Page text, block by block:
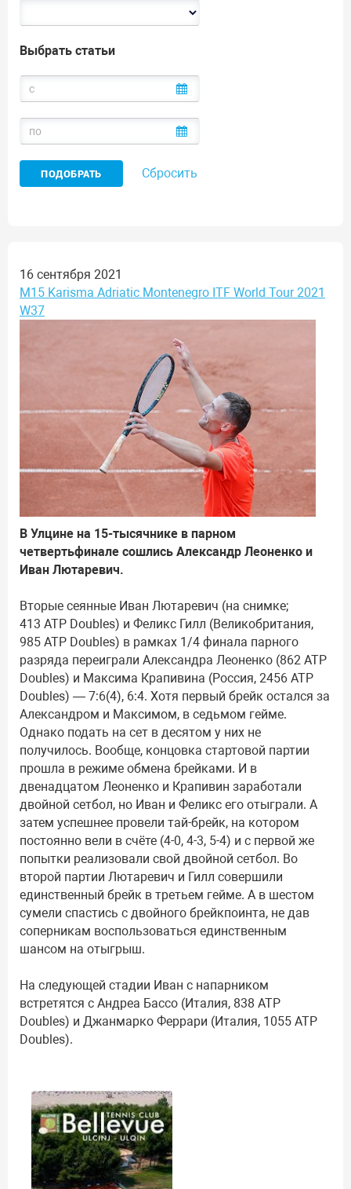
Выбрать статьи
Сбросить
16 сентября 2021
M15 Karisma Adriatic Montenegro ITF World Tour 2021
W37
В Улцине на 15-тысячнике в парном
четвертьфинале сошлись Александр Леоненко и
Иван Лютаревич.
Вторые сеянные Иван Лютаревич (на снимке;
413 ATP Doubles) и Феликс Гилл (Великобритания,
985 ATP Doubles) в рамках 1/4 финала парного
разряда переиграли Александра Леоненко (862 ATP
Doubles) и Максима Крапивина (Россия, 2456 ATP
Doubles) — 7:6(4), 6:4. Хотя первый брейк остался за
Александром и Максимом, в седьмом гейме.
Однако подать на сет в десятом у них не
получилось. Вообще, концовка стартовой партии
прошла в режиме обмена брейками. И в
двенадцатом Леоненко и Крапивин заработали
двойной сетбол, но Иван и Феликс его отыграли. А
затем успешнее провели тай-брейк, на котором
постоянно вели в счёте (4-0, 4-3, 5-4) и с первой же
попытки реализовали свой двойной сетбол. Во
второй партии Лютаревич и Гилл совершили
единственный брейк в третьем гейме. А в шестом
сумели спастись с двойного брейкпоинта, не дав
соперникам воспользоваться единственным
шансом на отыгрыш.
На следующей стадии Иван с напарником
встретятся с Андреа Бассо (Италия, 838 ATP
Doubles) и Джанмарко Феррари (Италия, 1055 ATP
Doubles).